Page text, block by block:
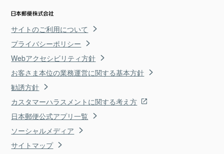
サイトのご利用について
プライバシーポリシー
Webアクセシビリティ方針
お客さま本位の業務運営に関する基本方針
勧誘方針
カスタマーハラスメントに関する考え方
日本郵便公式アプリ一覧
ソーシャルメディア
サイトマップ